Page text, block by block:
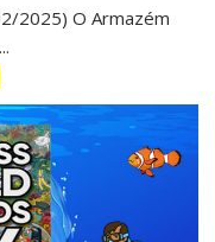
2025) O Armazém